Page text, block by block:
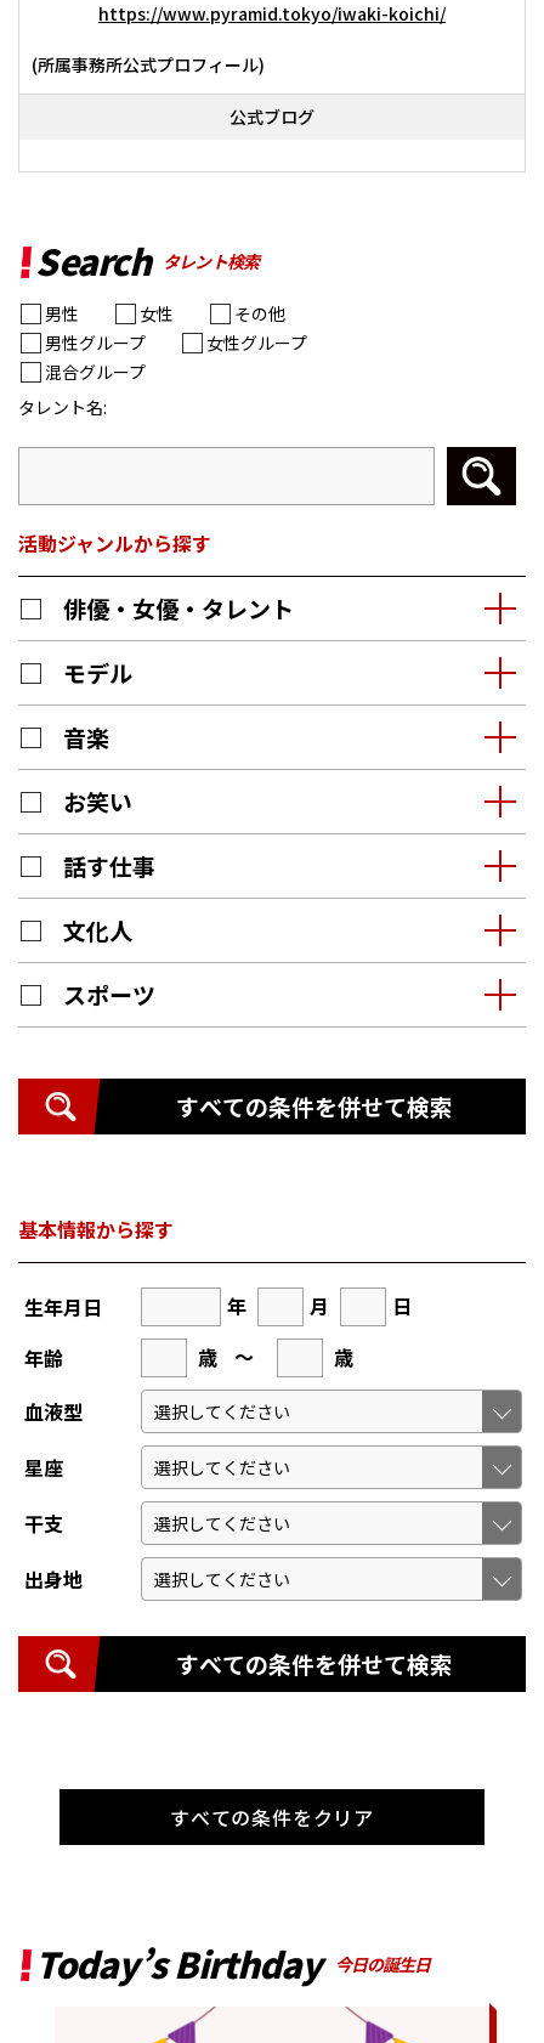
https://www.pyramid.tokyo/iwaki-koichi/
(所属事務所公式プロフィール)
公式ブログ
Search タレント検索
タレント名:
男性 女性
その他
男性グループ
女性グループ
混合グループ
活動ジャンルから探す
俳優・女優・タレント
モデル
音楽
お笑い
話す仕事
文化人
スポーツ
すべての条件を併せて検索
基本情報から探す
生年月日 年 月
日
年齢
歳 ～
歳
血液型
星座
干支
出身地
すべての条件を併せて検索
すべての条件をクリア
Today’s Birthday 今日の誕生日